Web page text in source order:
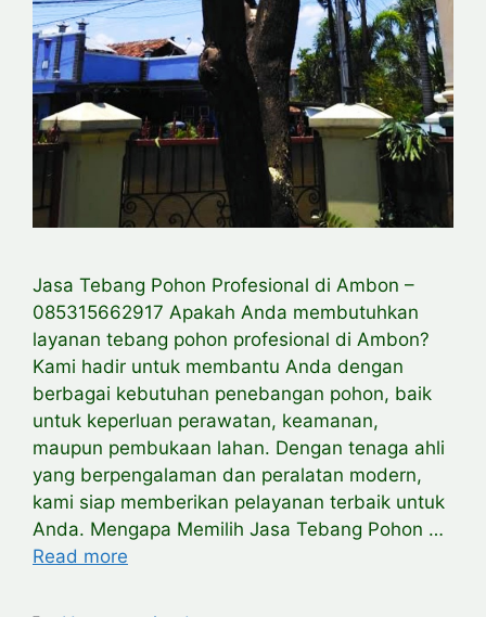
Jasa Tebang Pohon Profesional di Ambon –
085315662917 Apakah Anda membutuhkan
layanan tebang pohon profesional di Ambon?
Kami hadir untuk membantu Anda dengan
berbagai kebutuhan penebangan pohon, baik
untuk keperluan perawatan, keamanan,
maupun pembukaan lahan. Dengan tenaga ahli
yang berpengalaman dan peralatan modern,
kami siap memberikan pelayanan terbaik untuk
Anda. Mengapa Memilih Jasa Tebang Pohon …
Read more